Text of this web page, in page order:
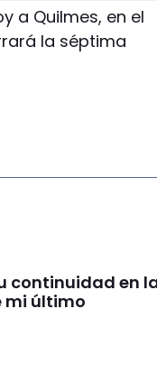
a Quilmes, en el
la séptima
continuidad en
mi último